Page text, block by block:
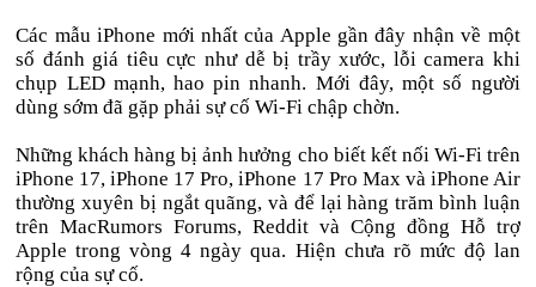
Các mẫu iPhone mới nhất của Apple gần đây nhận về một
số đánh giá tiêu cực như dễ bị trầy xước, lỗi camera khi
chụp LED mạnh, hao pin nhanh. Mới đây, một số người
dùng sớm đã gặp phải sự cố Wi-Fi chập chờn.
Những khách hàng bị ảnh hưởng cho biết kết nối Wi-Fi trên
iPhone 17, iPhone 17 Pro, iPhone 17 Pro Max và iPhone Air
thường xuyên bị ngắt quãng, và để lại hàng trăm bình luận
trên MacRumors Forums, Reddit và Cộng đồng Hỗ trợ
Apple trong vòng 4 ngày qua. Hiện chưa rõ mức độ lan
rộng của sự cố.